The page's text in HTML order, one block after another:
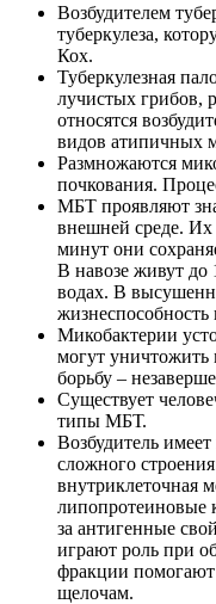
Возбудителем
туберкулеза,
Кох.
Туберкулезная
лучистых грибов,
относятся
видов атипичных
Размножаются
почкования.
МБТ проявляют
внешней среде.
минут они
В навозе живут до
водах. В
жизнеспособность
Микобактерии
могут уничтожить
борьбу –
Существует
типы МБТ.
Возбудитель
сложного
внутриклеточная
липопротеиновые
за антигенные
играют роль при
фракции
щелочам.